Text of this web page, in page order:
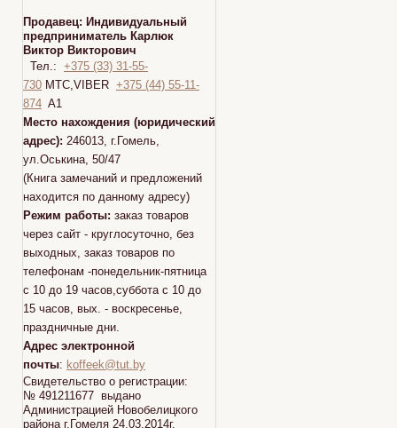
Продавец: Индивидуальный
предприниматель Карлюк
Виктор Викторович
Тел.: +375 (33) 31-55-
730 МТС,VIBER +375 (44) 55-11-
874 A1
Место нахождения (юридический
адрес): 246013, г.Гомель,
ул.Оськина, 50/47
(Книга замечаний и предложений
находится по данному адресу)
Режим работы: заказ товаров
через сайт - круглосуточно, без
выходных, заказ товаров по
телефонам -понедельник-пятница
с 10 до 19 часов,суббота с 10 до
15 часов, вых. - воскресенье,
праздничные дни.
Адрес электронной
почты: koffeek@tut.by
Свидетельство о регистрации:
№ 491211677 выдано
Администрацией Новобелицкого
района г.Гомеля 24.03.2014г.